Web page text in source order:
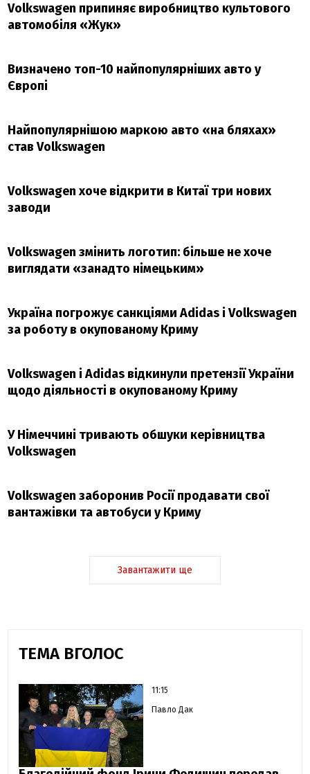
Volkswagen припиняє виробництво культового
автомобіля «Жук»
Визначено топ-10 найпопулярніших авто у
Європі
Найпопулярнішою маркою авто «на бляхах»
став Volkswagen
Volkswagen хоче відкрити в Китаї три нових
заводи
Volkswagen змінить логотип: більше не хоче
виглядати «занадто німецьким»
Україна погрожує санкціями Adidas і Volkswagen
за роботу в окупованому Криму
Volkswagen і Adidas відкинули претензії України
щодо діяльності в окупованому Криму
У Німеччині тривають обшуки керівництва
Volkswagen
Volkswagen заборонив Росії продавати свої
вантажівки та автобуси у Криму
Завантажити ще
ТЕМА ВГОЛОС
11:15
Павло Дак